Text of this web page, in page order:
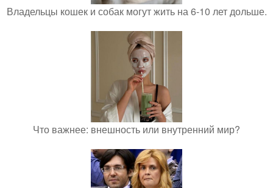
Владельцы кошек и собак могут жить на 6-10 лет дольше.
Что важнее: внешность или внутренний мир?